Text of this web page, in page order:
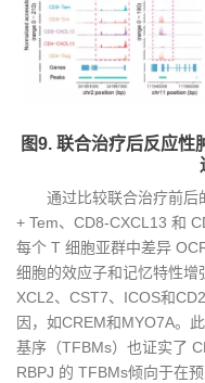
图9. 联合治疗后反应性
通过比较联合治疗前后
+ Tem、CD8-CXCL13 和
每个 T 细胞亚群中差异
细胞的效应子和记忆特性增
XCL2、CST7、ICOS和
因，如CREM和MYO7A。
基序（TFBMs）也证实了
RBPJ 的 TFBMs倾向于在